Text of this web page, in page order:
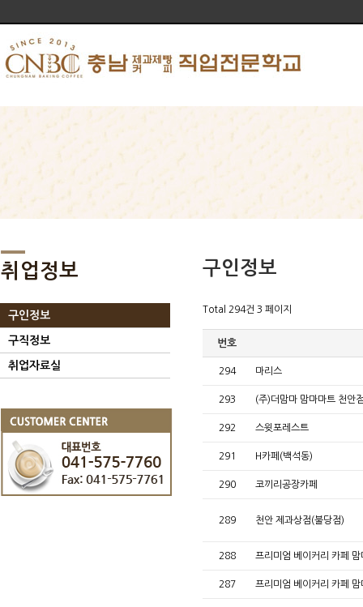
취업정보
구인정보
구직정보
취업자료실
구인정보
Total 294건 3 페이지
번호
294 마리스
293 (주)더맘마 맘마마트 천안
292 스윗포레스트
291 H카페(백석동)
290 코끼리공장카페
289 천안 제과상점(불당점)
288 프리미엄 베이커리 카페 맘
287 프리미엄 베이커리 카페 맘